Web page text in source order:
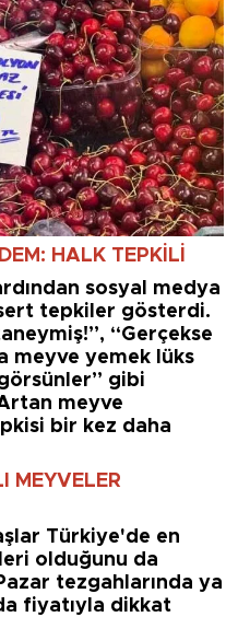
HALK TEPKİLİ
sosyal medya
sert tepkiler gösterdi.
“Gerçekse
meyve yemek lüks
gibi
meyve
bir kez daha
MEYVELER
Türkiye'de en
olduğunu da
tezgahlarında ya
fiyatıyla dikkat